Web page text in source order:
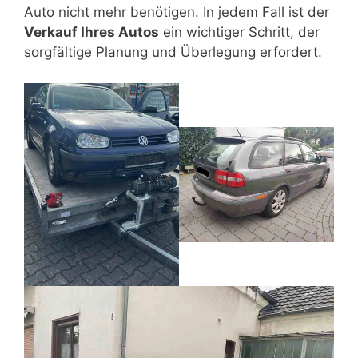
XC90, VW TOUAREG
Auto nicht mehr benötigen. In jedem Fall ist der
Verkauf Ihres Autos ein wichtiger Schritt, der
sorgfältige Planung und Überlegung erfordert.